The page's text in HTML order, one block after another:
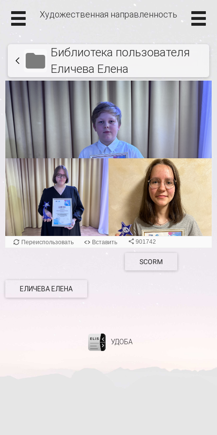
Художественная направленность
Библиотека пользователя
Еличева Елена
Переиспользовать Вставить 901742
SCORM
ЕЛИЧЕВА ЕЛЕНА
УДОБА